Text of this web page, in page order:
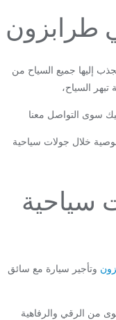
طرابزون
إليها جميع السياح من
تبهر السياح،
سوى التواصل معنا
خلال جولات سياحية
سياحية
وتأجير سيارة مع سائق
من الرقي والرفاهية